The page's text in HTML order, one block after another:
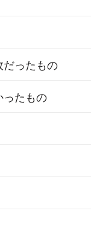
だったもの
ったもの